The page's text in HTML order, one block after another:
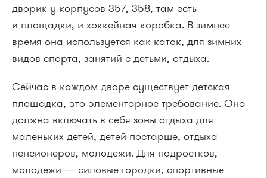
дворик у корпусов 357, 358, там есть
и площадки, и хоккейная коробка. В зимнее
время она используется как каток, для зимних
видов спорта, занятий с детьми, отдыха.
Сейчас в каждом дворе существует детская
площадка, это элементарное требование. Она
должна включать в себя зоны отдыха для
маленьких детей, детей постарше, отдыха
пенсионеров, молодежи. Для подростков,
молодежи — силовые городки, спортивные